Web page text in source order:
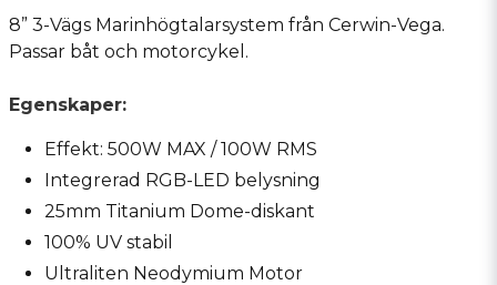
8” 3-Vägs Marinhögtalarsystem från Cerwin-Vega.
Passar båt och motorcykel.
Egenskaper:
Effekt: 500W MAX / 100W RMS
Integrerad RGB-LED belysning
25mm Titanium Dome-diskant
100% UV stabil
Ultraliten Neodymium Motor